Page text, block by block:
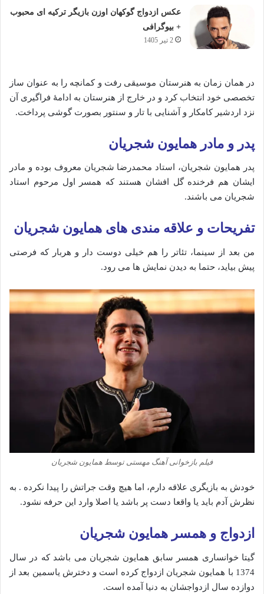
عکس ازدواج گوکهان اوزن بازیگر ترکیه ای محبوب
+ بیوگرافی
2 تیر 1405
در همان زمان به هنرستان موسیقی رفت و کمانچه را به عنوان ساز
تخصصی خود انتخاب کرد و در خارج از هنرستان به ادامهٔ فراگیری آن
نزد اردشیر کامکار و آشنایی با تار و سنتور بصورت گوشی پرداخت.
پدر و مادر همایون شجریان
پدر همایون شجریان، استاد محمدرضا شجریان معروف بوده و مادر
ایشان هم فرخنده گل افشان هستند که همسر اول مرحوم استاد
شجریان می باشند.
تفریحات و علاقه مندی های همایون شجریان
من بعد از سینما، تئاتر را هم خیلی دوست دار و هربار که فرصتی
پیش بیاید، حتما به دیدن نمایش ها می رود.
فیلم بازخوانی آهنگ مهستی توسط همایون شجریان
خودش به بازیگری علاقه دارم، اما هیچ وقت جراتش را پیدا نکرده . به
نظرش آدم باید یا واقعا دست پر باشد یا اصلا وارد این حرفه نشود.
ازدواج و همسر همایون شجریان
گیتا خوانساری همسر سابق همایون شجریان می باشد که در سال
1374 با همایون شجریان ازدواج کرده است و دخترش یاسمین بعد از
دوازده سال ازدواجشان به دنیا آمده است.